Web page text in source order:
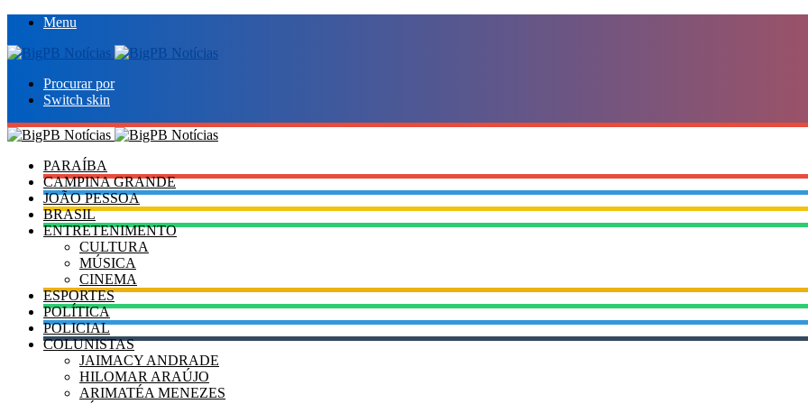
Menu
Procurar por
Switch skin
PARAÍBA
CAMPINA GRANDE
JOÃO PESSOA
BRASIL
ENTRETENIMENTO
CULTURA
MÚSICA
CINEMA
ESPORTES
POLÍTICA
POLICIAL
COLUNISTAS
JAIMACY ANDRADE
HILOMAR ARAÚJO
ARIMATÉA MENEZES